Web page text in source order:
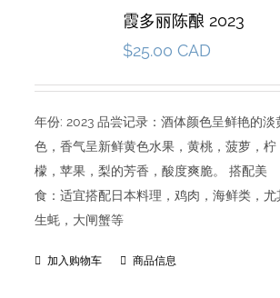
霞多丽陈酿 2023
$25.00 CAD
年份: 2023 品尝记录：酒体颜色呈鲜艳的淡
色，香气呈新鲜黄色水果，黄桃，菠萝，柠
檬，苹果，梨的芳香，酸度爽脆。 搭配美
食：适宜搭配日本料理，鸡肉，海鲜类，尤
生蚝，大闸蟹等
加入购物车 商品信息